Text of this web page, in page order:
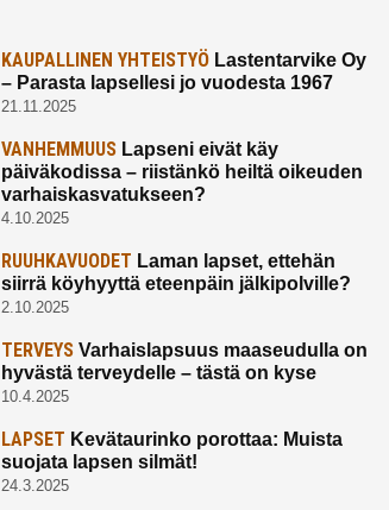
KAUPALLINEN YHTEISTYÖLastentarvike Oy
– Parasta lapsellesi jo vuodesta 1967
21.11.2025
VANHEMMUUSLapseni eivät käy
päiväkodissa – riistänkö heiltä oikeuden
varhaiskasvatukseen?
4.10.2025
RUUHKAVUODET Laman lapset, ettehän
siirrä köyhyyttä eteenpäin jälkipolville?
2.10.2025
TERVEYSVarhaislapsuus maaseudulla on
hyvästä terveydelle – tästä on kyse
10.4.2025
LAPSET Kevätaurinko porottaa: Muista
suojata lapsen silmät!
24.3.2025